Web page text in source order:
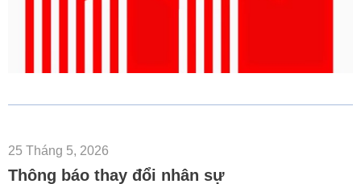
25 Tháng 5, 2026
Thông báo thay đổi nhân sự